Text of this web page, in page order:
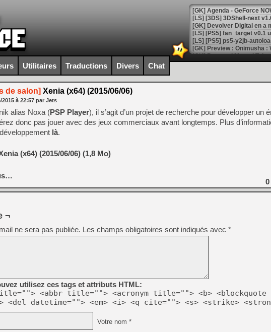
[GK] Agenda - GeForce
[GK] Devolver Digital en a
[LS] [PS5] ps5-y2jb-
[GK] Pourquoi Marvel
[GK] Test : Restory : Chill
[GK] GTA 6 : Rockstar
[GK] Hot Wheels Infinite
[GK] Mémoire cash -
[GK] Résultats Nintendo :
[GK] Déjà des
[Mo5] Brickboy cherche à
[GK] Minecraft et ses «
[GK] Beast of
[GK] Ubisoft : fin de partie
[GK] Mémoire cash -
[GK] Dan Houser (GTA)
[GK] Comment EA Sports
[GK] Crimson Moon : un
[GK] Isle of Reveries : le
[GK] Moonlighter 2 : The
[GK] Capcom relance
[Mo5] Deux inédits du
[GK] Le beat'em up The
[GK] Endless Legend 2 :
[LS] [PS5] Le WebKit
[GK] Oubliez Crazy Taxi,
Utilitaires Traductions Divers Chat
de salon] Xenia (x64) (2015/06/06)
2015 à 22:57 par Jets
alias Noxa (PSP Player), il s’agit d’un projet de recherche pour développer un
donc pas jouer avec des jeux commerciaux avant longtemps. Plus
là.
(x64) (2015/06/06) (1,8 Mo)
0
¬
ne sera pas publiée. Les champs obligatoires sont indiqués avec *
utilisez ces tags et attributs HTML:
<abbr title=""> <acronym title=""> <b> <blockquote
<del datetime=""> <em> <i> <q cite=""> <s> <strike>
Votre nom *